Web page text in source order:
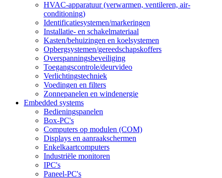
HVAC-apparatuur (verwarmen, ventileren, air-
conditioning)
Identificatiesystemen/markeringen
Installatie- en schakelmateriaal
Kasten/behuizingen en koelsystemen
Opbergsystemen/gereedschapskoffers
Overspanningsbeveiliging
Toegangscontrole/deurvideo
Verlichtingstechniek
Voedingen en filters
Zonnepanelen en windenergie
Embedded systems
Bedieningspanelen
Box-PC's
Computers op modulen (COM)
Displays en aanraakschermen
Enkelkaartcomputers
Industriële monitoren
IPC's
Paneel-PC's